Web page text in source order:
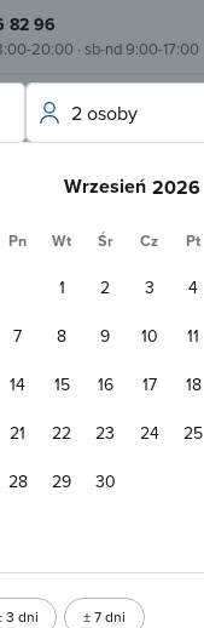
82 96
20:00 · sb-nd 9:00-17:00
Wrzesień
Pn Wt Śr Cz Pt
1 2 3 4
7
8 9 10 11
14
15 16 17 18
21
22 23 24 25
28
29 30
3 dni ± 7 dni
2 osoby
od centrum